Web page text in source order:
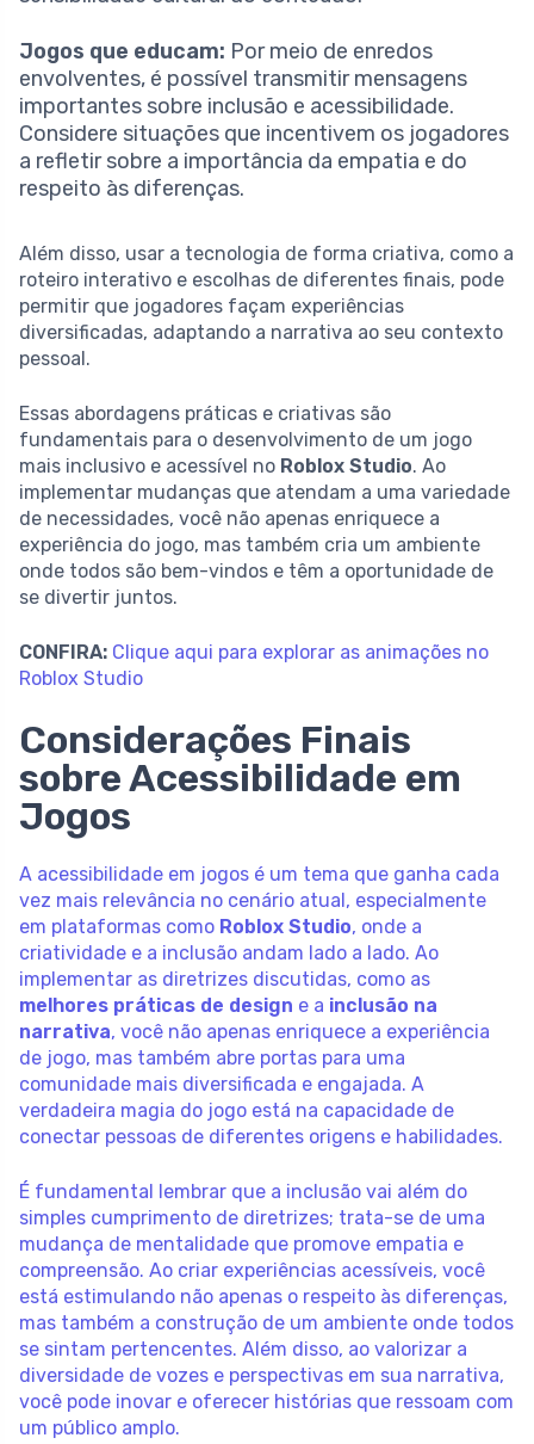
Jogos que educam: Por meio de enredos
envolventes, é possível transmitir mensagens
importantes sobre inclusão e acessibilidade.
Considere situações que incentivem os jogadores
a refletir sobre a importância da empatia e do
respeito às diferenças.
Além disso, usar a tecnologia de forma criativa, como a
roteiro interativo e escolhas de diferentes finais, pode
permitir que jogadores façam experiências
diversificadas, adaptando a narrativa ao seu contexto
pessoal.
Essas abordagens práticas e criativas são
fundamentais para o desenvolvimento de um jogo
mais inclusivo e acessível no Roblox Studio. Ao
implementar mudanças que atendam a uma variedade
de necessidades, você não apenas enriquece a
experiência do jogo, mas também cria um ambiente
onde todos são bem-vindos e têm a oportunidade de
se divertir juntos.
CONFIRA: Clique aqui para explorar as animações no
Roblox Studio
Considerações Finais
sobre Acessibilidade em
Jogos
A acessibilidade em jogos é um tema que ganha cada
vez mais relevância no cenário atual, especialmente
em plataformas como Roblox Studio, onde a
criatividade e a inclusão andam lado a lado. Ao
implementar as diretrizes discutidas, como as
melhores práticas de design e a inclusão na
narrativa, você não apenas enriquece a experiência
de jogo, mas também abre portas para uma
comunidade mais diversificada e engajada. A
verdadeira magia do jogo está na capacidade de
conectar pessoas de diferentes origens e habilidades.
É fundamental lembrar que a inclusão vai além do
simples cumprimento de diretrizes; trata-se de uma
mudança de mentalidade que promove empatia e
compreensão. Ao criar experiências acessíveis, você
está estimulando não apenas o respeito às diferenças,
mas também a construção de um ambiente onde todos
se sintam pertencentes. Além disso, ao valorizar a
diversidade de vozes e perspectivas em sua narrativa,
você pode inovar e oferecer histórias que ressoam com
um público amplo.